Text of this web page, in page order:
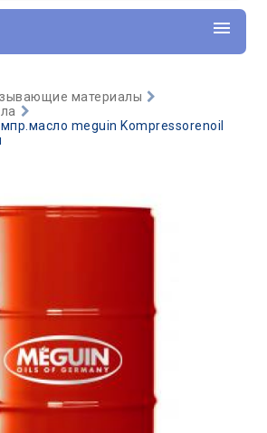
материалы
meguin Kompressorenoil